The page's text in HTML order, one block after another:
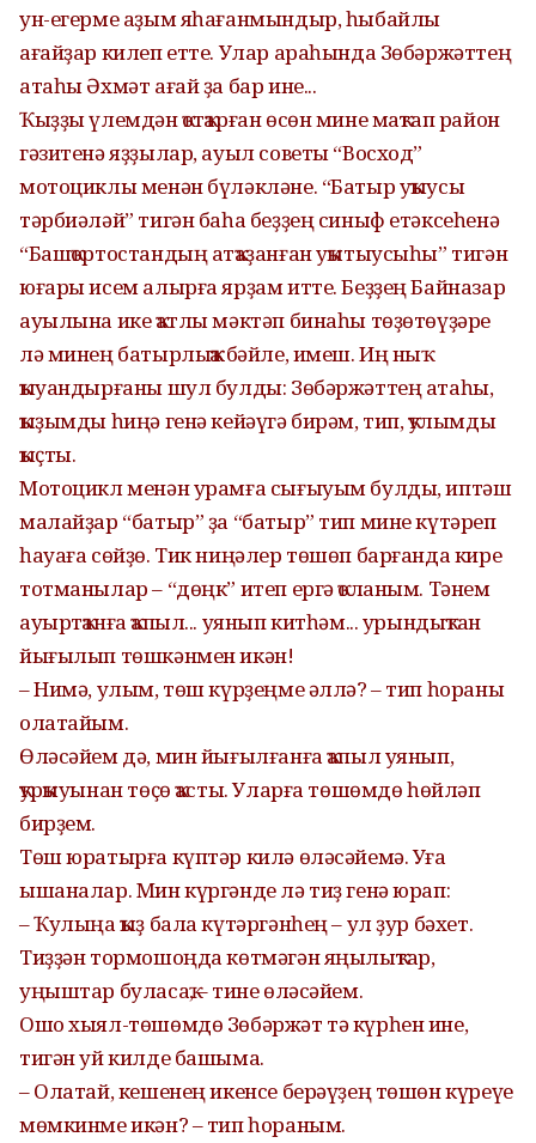
ун-егерме аҙым яһағанмындыр, һыбайлы
ағайҙар килеп етте. Улар араһында Зөбәржәттең
атаһы Әхмәт ағай ҙа бар ине...
Ҡыҙҙы үлемдән ҡотҡарған өсөн мине маҡтап район
гәзитенә яҙҙылар, ауыл советы “Восход”
мотоциклы менән бүләкләне. “Батыр уҡыусы
тәрбиәләй” тигән баһа беҙҙең синыф етәксеһенә
“Башҡортостандың атҡаҙанған уҡытыусыһы” тигән
юғары исем алырға ярҙам итте. Беҙҙең Байназар
ауылына ике ҡатлы мәктәп бинаһы төҙөтөүҙәре
лә минең батырлыҡҡа бәйле, имеш. Иң ныҡ
ҡыуандырғаны шул булды: Зөбәржәттең атаһы,
ҡыҙымды һиңә генә кейәүгә бирәм, тип, ҡулымды
ҡыҫты.
Мотоцикл менән урамға сығыуым булды, иптәш
малайҙар “батыр” ҙа “батыр” тип мине күтәреп
һауаға сөйҙө. Тик ниңәлер төшөп барғанда кире
тотманылар – “дөңк” итеп ергә ҡоланым. Тәнем
ауыртҡанға ҡапыл... уянып китһәм... урындыҡтан
йығылып төшкәнмен икән!
– Нимә, улым, төш күрҙеңме әллә? – тип һораны
олатайым.
Өләсәйем дә, мин йығылғанға ҡапыл уянып,
ҡурҡыуынан төҫө ҡасты. Уларға төшөмдө һөйләп
бирҙем.
Төш юратырға күптәр килә өләсәйемә. Уға
ышаналар. Мин күргәнде лә тиҙ генә юрап:
– Ҡулыңа ҡыҙ бала күтәргәнһең – ул ҙур бәхет.
Тиҙҙән тормошоңда көтмәгән яңылыҡтар,
уңыштар буласаҡ, – тине өләсәйем.
Ошо хыял-төшөмдө Зөбәржәт тә күрһен ине,
тигән уй килде башыма.
– Олатай, кешенең икенсе берәүҙең төшөн күреүе
мөмкинме икән? – тип һораным.